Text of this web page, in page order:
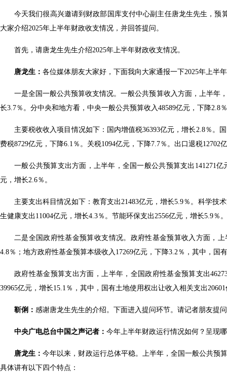
今天我们很高兴邀请到财政部国库支付中心副主任唐龙生先生，
大家介绍2025年上半年财政收支情况，并回答提问。
首先，请唐龙生先生介绍2025年上半年财政收支情况。
唐龙生： 各位媒体朋友大家好，下面我向大家通报一下2025年上半
一是全国一般公共预算收支情况。一般公共预算收入方面，上半年
长3.7％。分中央和地方看，中央一般公共预算收入48589亿元，下降
主要税收收入项目情况如下：国内增值税36393亿元，增长2.8％。
费税8729亿元，下降6.1％。关税1094亿元，下降7.7％。出口退税
一般公共预算支出方面，上半年，全国一般公共预算支出141271
元，增长2.6％。
主要支出科目情况如下：教育支出21483亿元，增长5.9％。科学技
生健康支出11004亿元，增长4.3％。节能环保支出2556亿元，增长5.9％
二是全国政府性基金预算收支情况。政府性基金预算收入方面，
4.8％；地方政府性基金预算本级收入17269亿元，下降3.2％，其中，
政府性基金预算支出方面，上半年，全国政府性基金预算支出
39965亿元，增长15.1％，其中，国有土地使用权出让收入相关支出
靳俐： 感谢唐龙生先生的介绍。下面进入提问环节。请记者朋友提
中央广电总台中国之声记者： 今年上半年财政运行情况如何？呈现
唐龙生：今年以来，财政运行总体平稳。上半年，全国一般公共预
具体讲有以下四个特点：